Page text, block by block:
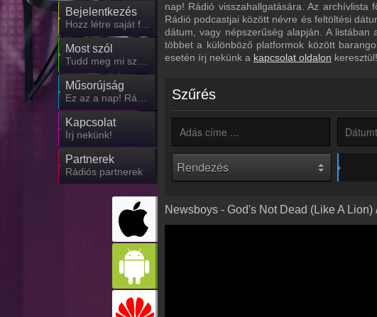
Bejelentkezés
Most szól
Műsorújság
Kapcsolat
Írj nekünk!
Partnerek
Rádiós partnerek
nap! Rádió visszahallgatására. Az
Rádió podcastjai között névre és feltöltési
dátum, vagy népszerűség alapján. A
többet a különböző platformok között
esetén írj nekünk a kapcsolat oldalon keresztül!
Szűrés
Newsboys - God's Not Dead (Like A